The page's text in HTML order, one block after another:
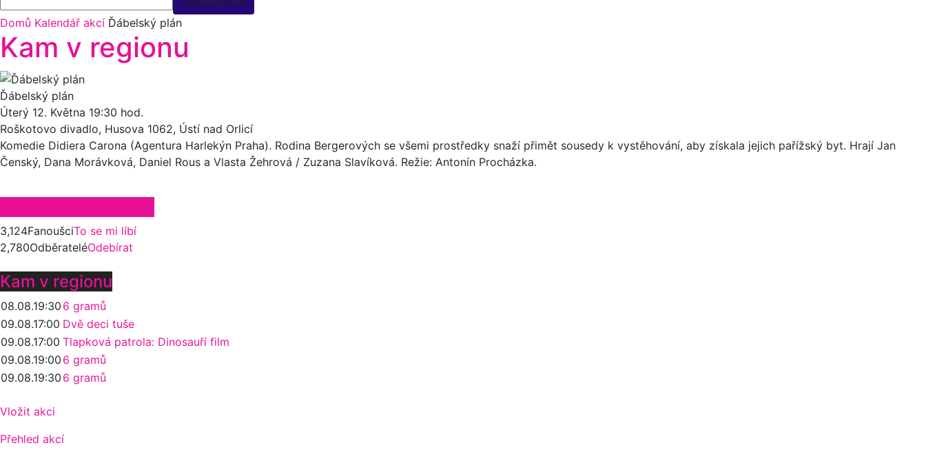
Domů Kalendář akcí Ďábelský plán
Kam v regionu
Ďábelský plán
Úterý 12. Května 19:30 hod.
Roškotovo divadlo, Husova 1062, Ústí nad Orlicí
Komedie Didiera Carona (Agentura Harlekýn Praha). Rodina Bergerových se všemi prostředky snaží přimět sousedy k vystěhování, aby získala jejich pařížský byt. Hrají Jan
Čenský, Dana Morávková, Daniel Rous a Vlasta Žehrová / Zuzana Slavíková. Režie: Antonín Procházka.
3,124FanoušciTo se mi líbí
2,780OdběrateléOdebírat
Kam v regionu
08.08.19:30 6 gramů
09.08.17:00 Dvě deci tuše
09.08.17:00 Tlapková patrola: Dinosauří film
09.08.19:00 6 gramů
09.08.19:30 6 gramů
Vložit akci
Přehled akcí